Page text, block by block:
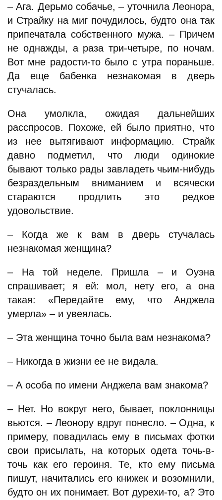
– Ага. Дерьмо собачье, – уточнила Леонора,
и Страйку на миг почудилось, будто она так
припечатала собственного мужа. – Причем
не однажды, а раза три-четыре, по ночам.
Вот мне радости-то было с утра пораньше.
Да еще бабенка незнакомая в дверь
стучалась.
Она умолкла, ожидая дальнейших
расспросов. Похоже, ей было приятно, что
из нее вытягивают информацию. Страйк
давно подметил, что люди одинокие
бывают только рады завладеть чьим-нибудь
безраздельным вниманием и всячески
стараются продлить это редкое
удовольствие.
– Когда же к вам в дверь стучалась
незнакомая женщина?
– На той неделе. Пришла – и Оуэна
спрашивает; я ей: мол, нету его, а она
такая: «Передайте ему, что Анджела
умерла» – и увеялась.
– Эта женщина точно была вам незнакома?
– Никогда в жизни ее не видала.
– А особа по имени Анджела вам знакома?
– Нет. Но вокруг него, бывает, поклонницы
вьются. – Леонору вдруг понесло. – Одна, к
примеру, повадилась ему в письмах фотки
свои присылать, на которых одета точь-в-
точь как его героиня. Те, кто ему письма
пишут, начитались его книжек и возомнили,
будто он их понимает. Вот дурехи-то, а? Это